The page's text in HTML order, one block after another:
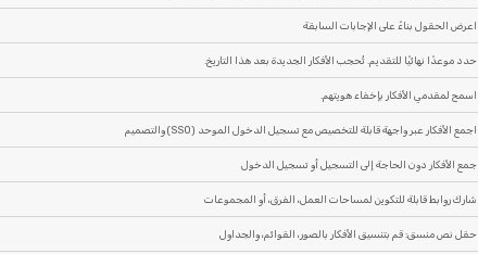
اعرض الحقول بناءً على الإجابات السابقة
حدد موعدًا نهائيًا للتقديم. تُحجب الأفكار الجديدة بعد هذا التاريخ.
اسمح لمقدمي الأفكار بإخفاء هويتهم.
اجمع الأفكار عبر واجهة قابلة للتخصيص مع تسجيل الدخول الموحد (SSO) والتصميم
جمع الأفكار دون الحاجة إلى التسجيل أو تسجيل الدخول
شارك روابط قابلة للتكوين لمساحات العمل، الفرق، أو المجموعات
حقل نص منسق: قم بتنسيق الأفكار بالصور، القوائم، والجداول